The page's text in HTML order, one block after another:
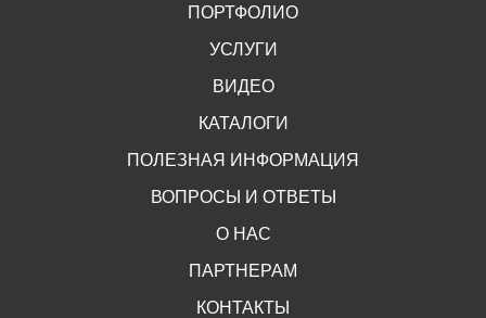
ПОРТФОЛИО
УСЛУГИ
ВИДЕО
КАТАЛОГИ
ПОЛЕЗНАЯ ИНФОРМАЦИЯ
ВОПРОСЫ И ОТВЕТЫ
О НАС
ПАРТНЕРАМ
КОНТАКТЫ